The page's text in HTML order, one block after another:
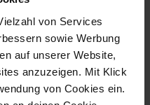
von Services
sowie Werbung
auf unserer Website,
anzuzeigen. Mit Klick
von Cookies ein.
zubeißen